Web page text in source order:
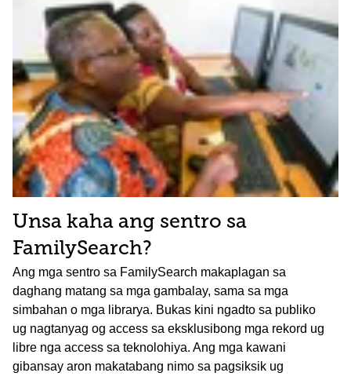
Unsa kaha ang sentro sa
FamilySearch?
Ang mga sentro sa FamilySearch makaplagan sa
daghang matang sa mga gambalay, sama sa mga
simbahan o mga librarya. Bukas kini ngadto sa publiko
ug nagtanyag og access sa eksklusibong mga rekord ug
libre nga access sa teknolohiya. Ang mga kawani
gibansay aron makatabang nimo sa pagsiksik ug